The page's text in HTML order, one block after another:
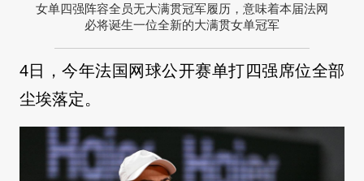
女单四强阵容全员无大满贯冠军履历，意味着本届法网
必将诞生一位全新的大满贯女单冠军
4日，今年法国网球公开赛单打四强席位全部
尘埃落定。